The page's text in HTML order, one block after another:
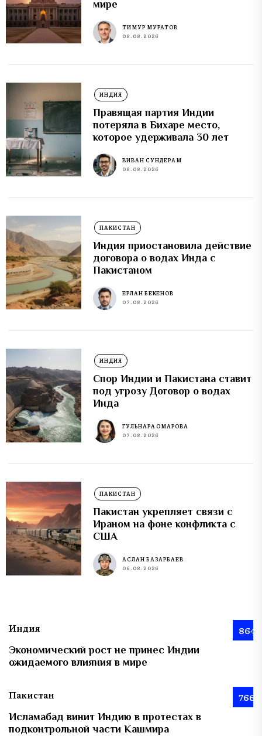
мире
ТИМУР МУРАТОВ
08.08.2026
ИНДИЯ
Правящая партия Индии
потеряла в Бихаре место,
которое удерживала 30 лет
ВИВАН СУНДЕРАМ
08.08.2026
ПАКИСТАН
Индия приостановила действие
договора о водах Инда с
Пакистаном
ЕРЛАН БЕКЕНОВ
07.08.2026
ИНДИЯ
Спор Индии и Пакистана ставит
под угрозу Договор о водах
Инда
ГУЛЬНАРА ОМАРОВА
07.08.2026
ПАКИСТАН
Пакистан укрепляет связи с
Ираном на фоне конфликта с
США
АСЛАН БАЗАРБАЕВ
06.08.2026
Индия 864
Экономический рост не принес Индии
ожидаемого влияния в мире
Пакистан 766
Исламабад винит Индию в протестах в
подконтрольной части Кашмира